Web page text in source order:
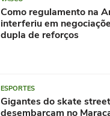
Como regulamento na
interferiu em
dupla de reforços
ESPORTES
Gigantes do skate
desembarcam no